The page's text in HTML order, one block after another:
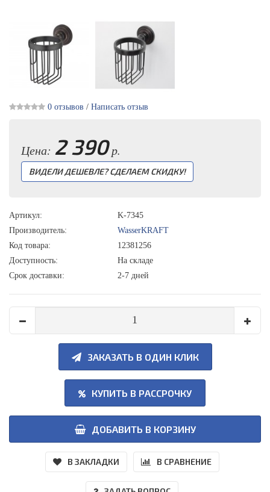
0 отзывов / Написать отзыв
Цена: 2 390р.
ВИДЕЛИ ДЕШЕВЛЕ? СДЕЛАЕМ СКИДКУ!
Артикул:
K-7345
Производитель:
WasserKRAFT
Код товара:
12381256
Доступность:
На складе
Срок доставки:
2-7 дней
ЗАКАЗАТЬ В ОДИН КЛИК
КУПИТЬ В РАССРОЧКУ
ДОБАВИТЬ В КОРЗИНУ
В ЗАКЛАДКИ В СРАВНЕНИЕ